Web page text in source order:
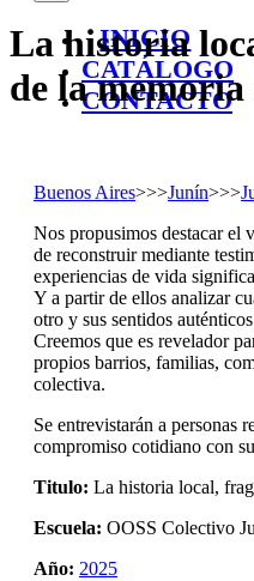
INICIO
CATÁLOGO
CONTACTO
La historia
de la
Buenos Aires>>>Junín>>>
Nos propusimos destacar el
de reconstruir mediante
experiencias de vida
Y a partir de ellos analizar
otro y sus sentidos
Creemos que es revelador
propios barrios, familias,
colectiva.
Se entrevistarán a personas
compromiso cotidiano con
Titulo: La historia local,
Escuela: OOSS Colectivo
Año: 2025